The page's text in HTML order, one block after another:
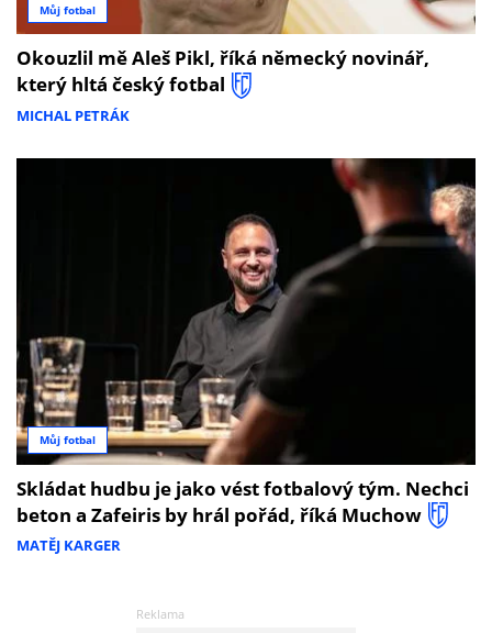
Můj fotbal
Okouzlil mě Aleš Pikl, říká německý novinář,
který hltá český fotbal
MICHAL PETRÁK
Můj fotbal
Skládat hudbu je jako vést fotbalový tým. Nechci
beton a Zafeiris by hrál pořád, říká Muchow
MATĚJ KARGER